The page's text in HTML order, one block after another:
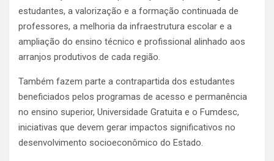
estudantes, a valorização e a formação continuada de
professores, a melhoria da infraestrutura escolar e a
ampliação do ensino técnico e profissional alinhado aos
arranjos produtivos de cada região.
Também fazem parte a contrapartida dos estudantes
beneficiados pelos programas de acesso e permanência
no ensino superior, Universidade Gratuita e o Fumdesc,
iniciativas que devem gerar impactos significativos no
desenvolvimento socioeconômico do Estado.